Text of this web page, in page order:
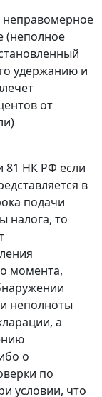
неправомерное
(неполное
удержанию и
от
81 НК РФ если
в
подачи
налога, то
момента,
неполноты
а
о
по
условии, что